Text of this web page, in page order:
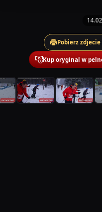
Pobierz
Kup oryginal w